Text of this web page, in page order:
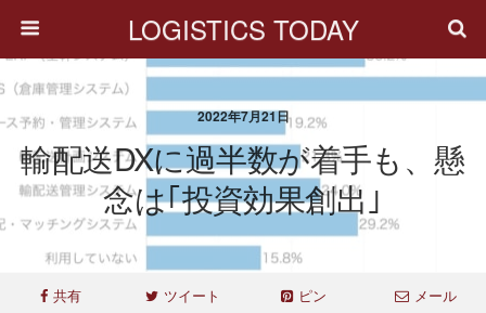
LOGISTICS TODAY
2022年7月21日
輸配送DXに過半数が着手も、懸
念は｢投資効果創出｣
共有 ツイート ピン メール